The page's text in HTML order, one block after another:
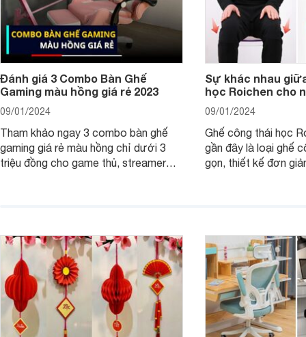
Đánh giá 3 Combo Bàn Ghế
Gaming màu hồng giá rẻ 2023
09/01/2024
Tham khảo ngay 3 combo bàn ghế
gaming giá rẻ màu hồng chỉ dưới 3
triệu đồng cho game thủ, streamer
Sự khác nhau
học Roichen cho
09/01/2024
Ghế công thái học
gần đây là loại ghế
gọn, thiết kế đơn